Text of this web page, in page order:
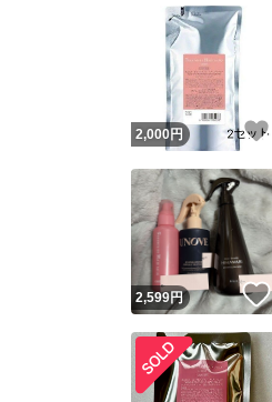
2,000円
2,599円